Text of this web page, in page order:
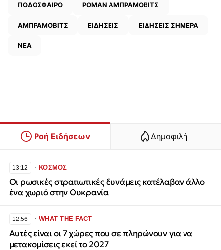
ΠΟΔΟΣΦΑΙΡΟ ΡΟΜΑΝ ΑΜΠΡΑΜΟΒΙΤΣ
ΑΜΠΡΑΜΟΒΙΤΣ ΕΙΔΗΣΕΙΣ ΕΙΔΗΣΕΙΣ ΣΗΜΕΡΑ
ΝΕΑ
Ροή Ειδήσεων Δημοφιλή
13:12 ∙ΚΟΣΜΟΣ
Οι ρωσικές στρατιωτικές δυνάμεις κατέλαβαν άλλο
ένα χωριό στην Ουκρανία
12:56 ∙WHAT THE FACT
Αυτές είναι οι 7 χώρες που σε πληρώνουν για να
μετακομίσεις εκεί το 2027